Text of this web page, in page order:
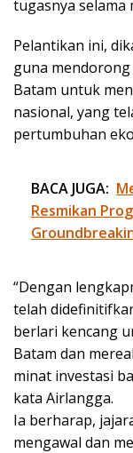
tugasnya selama
Pelantikan ini,
guna
Batam untuk
nasional, yang
pertumbuhan
BACA JUGA:
Resmikan
“Dengan
telah
berlari kencang
Batam dan
minat investasi
kata Airlangga.
Ia berharap,
mengawal dan